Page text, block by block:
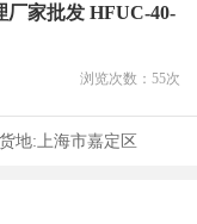
厂家批发 HFUC-40-
浏览次数： 55次
地: 上海市嘉定区